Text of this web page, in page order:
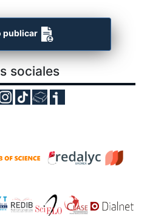
publicar
sociales